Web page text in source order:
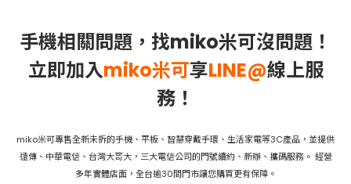
手機相關問題，找miko米可沒問題！
立即加入miko米可享LINE@線上服
務！
miko米可專售全新未拆的手機、平板、智慧穿戴手環、生活家電等3C產品，並提供
遠傳、中華電信、台灣大哥大，三大電信公司的門號續約、新辦、攜碼服務。 經營
多年實體店面，全台逾30間門市讓您購買更有保障。